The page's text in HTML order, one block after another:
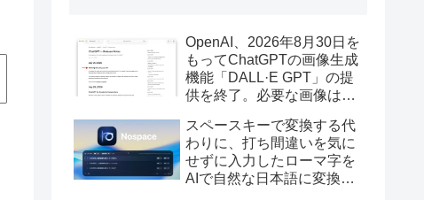
OpenAI、2026年8月30日を
もってChatGPTの画像生成
機能「DALL·E GPT」の提
供を終了。必要な画像は期
スペースキーで変換する代
わりに、打ち間違いを気に
せずに入力したローマ字を
AIで自然な日本語に変換し